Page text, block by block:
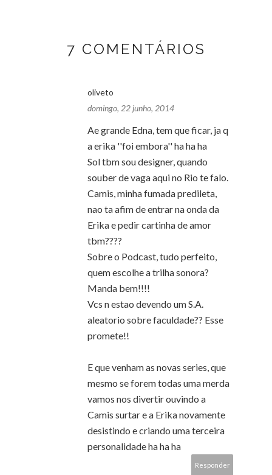
7 COMENTÁRIOS
oliveto
domingo, 22 junho, 2014
Ae grande Edna, tem que ficar, ja q
a erika ''foi embora'' ha ha ha
Sol tbm sou designer, quando
souber de vaga aqui no Rio te falo.
Camis, minha fumada predileta,
nao ta afim de entrar na onda da
Erika e pedir cartinha de amor
tbm????
Sobre o Podcast, tudo perfeito,
quem escolhe a trilha sonora?
Manda bem!!!!
Vcs n estao devendo um S.A.
aleatorio sobre faculdade?? Esse
promete!!
E que venham as novas series, que
mesmo se forem todas uma merda
vamos nos divertir ouvindo a
Camis surtar e a Erika novamente
desistindo e criando uma terceira
personalidade ha ha ha
Responder